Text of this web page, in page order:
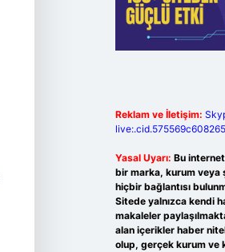
Reklam ve İletişim:
Yasal Uyarı: Bu
bir marka, kurum veya
hiçbir bağlantısı
Sitede yalnızca kendi
makaleler
alan içerikler haber
olup, gerçek kurum ve